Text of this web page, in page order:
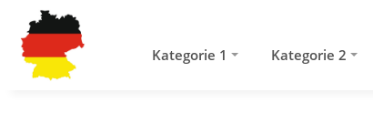
Kategorie 1 Kategorie 2